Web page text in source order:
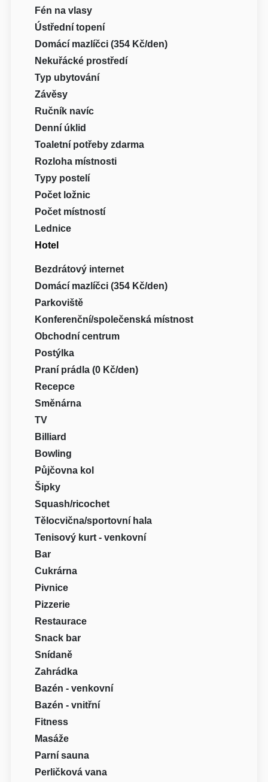
Fén na vlasy
Ústřední topení
Domácí mazlíčci (354 Kč/den)
Nekuřácké prostředí
Typ ubytování
Závěsy
Ručník navíc
Denní úklid
Toaletní potřeby zdarma
Rozloha místnosti
Typy postelí
Počet ložnic
Počet místností
Lednice
Hotel
Bezdrátový internet
Domácí mazlíčci (354 Kč/den)
Parkoviště
Konferenční/společenská místnost
Obchodní centrum
Postýlka
Praní prádla (0 Kč/den)
Recepce
Směnárna
TV
Billiard
Bowling
Půjčovna kol
Šipky
Squash/ricochet
Tělocvična/sportovní hala
Tenisový kurt - venkovní
Bar
Cukrárna
Pivnice
Pizzerie
Restaurace
Snack bar
Snídaně
Zahrádka
Bazén - venkovní
Bazén - vnitřní
Fitness
Masáže
Parní sauna
Perličková vana